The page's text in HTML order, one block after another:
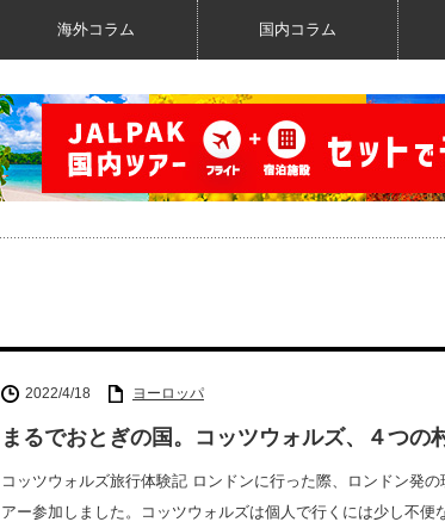
海外コラム 国内コラム
2022/4/18 ヨーロッパ
まるでおとぎの国。コッツウォルズ、４つの
コッツウォルズ旅行体験記 ロンドンに行った際、ロンドン発
アー参加しました。コッツウォルズは個人で行くには少し不